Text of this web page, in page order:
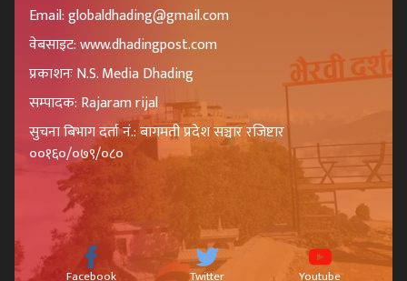
Email: globaldhading@gmail.com
वेबसाइट: www.dhadingpost.com
प्रकाशनः N.S. Media Dhading
सम्पादक: Rajaram rijal
सुचना बिभाग दर्ता नं.: बागमती प्रदेश सञ्चार रजिष्टार
००१६०/०७९/०८०
Facebook Twitter Youtube